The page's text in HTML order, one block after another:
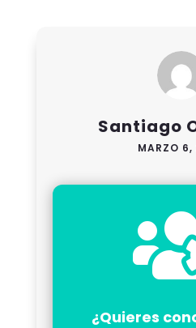
Santiago
MARZO
¿Quieres